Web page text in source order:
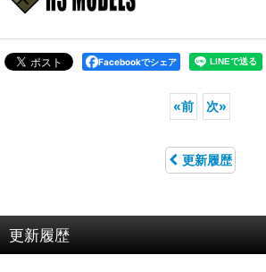
Facebookでシェア
«前 次»
更新履歴
更新履歴